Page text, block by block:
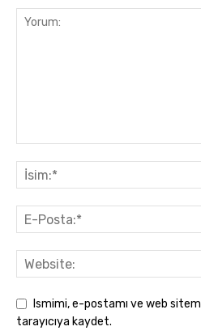
Ismimi, e-postamı ve web
tarayıcıya kaydet.